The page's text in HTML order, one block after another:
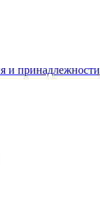
и принадлежности